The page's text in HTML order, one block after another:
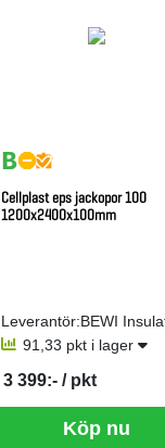
Cellplast eps jackopor 100
1200x2400x100mm
91,33 pkt i lager
Köp nu
3 399:- / pkt
SEK per PKT